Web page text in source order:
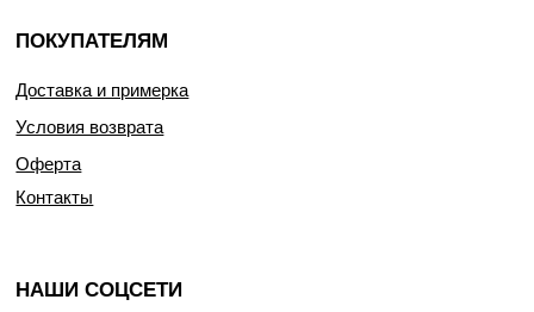
ПОКУПАТЕЛЯМ
НАШИ СОЦСЕТИ
Доставка и примерка
Условия возврата
Оферта
Контакты